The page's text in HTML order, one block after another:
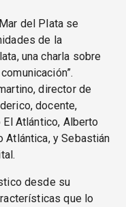
del Plata se
de la
una charla sobre
director de
docente,
Atlántico, Alberto
Atlántica, y Sebastián
desde su
que lo